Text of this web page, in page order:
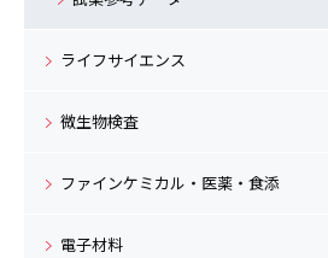
ライフサイエンス
微生物検査
ファインケミカル・医薬・食添
電子材料